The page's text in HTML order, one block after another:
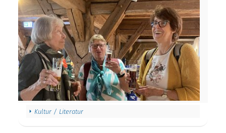
Kultur / Literatur